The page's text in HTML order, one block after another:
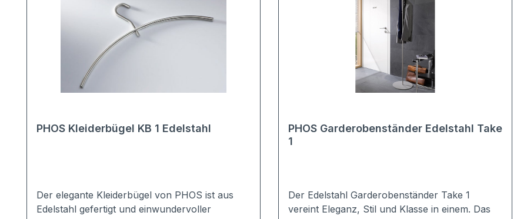
PHOS Kleiderbügel KB 1 Edelstahl
Der elegante Kleiderbügel von PHOS ist aus
Edelstahl gefertigt und einwundervoller
PHOS Garderobenständer Edelstahl Take
1
Der Edelstahl Garderobenständer Take 1
vereint Eleganz, Stil und Klasse in einem. Das